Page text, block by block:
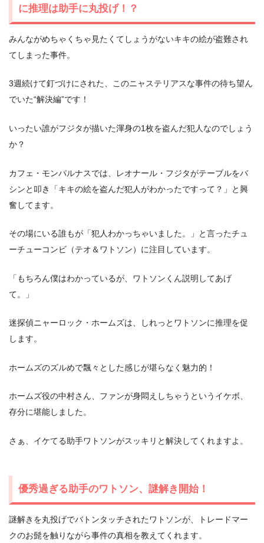
に推理は助手に丸投げ！？
みんながめちゃくちゃ見たくてしょうがないキキの絵が盗難され
てしまった事件。
3週続けて釘づけにされた、このニャステリアスな事件の待ち望ん
でいた“解決編”です！
いったい誰がフジタが描いた渾身の1枚を盗んだ犯人なのでしょう
か？
カフェ・モンパルナスでは、レオナール・フジタがテーブルをバ
シンと叩き「キキの絵を盗んだ犯人がわかったですって？」と興
奮してます。
その場にいる誰もが「犯人わかっちゃいました。」と言ったチュ
ーチューコンビ（テオ＆ワトソン）に注目しています。
「もちろん僕はわかっているが、ワトソンくん説明してあげ
て。」
迷探偵ニャーロック・ホームズは、しれっとワトソンに推理を促
します。
ホームズのズルめで飄々とした感じが堪らなく魅力的！
ホームズ役の中村さん、ファンが身悶えしちゃうというイケボ、
存分に堪能しました。
さぁ、イケてる助手ワトソンがスッキリと解決してくれますよ。
優秀過ぎる助手のワトソン、謎解き開始！
謎解きを丸投げでバトンタッチされたワトソンが、トレードマー
クのお髭を触りながら事件の真相を教えてくれます。